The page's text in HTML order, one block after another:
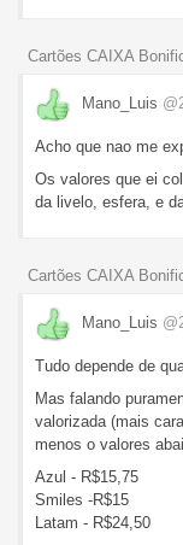
Cartões CAIXA
Mano_Luis
Acho que nao me
Os valores que ei
da livelo, esfera, e
Cartões CAIXA
Mano_Luis
Tudo depende de
Mas falando
valorizada (mais
menos o valores
Azul - R$15,75
Smiles -R$15
Latam - R$24,50